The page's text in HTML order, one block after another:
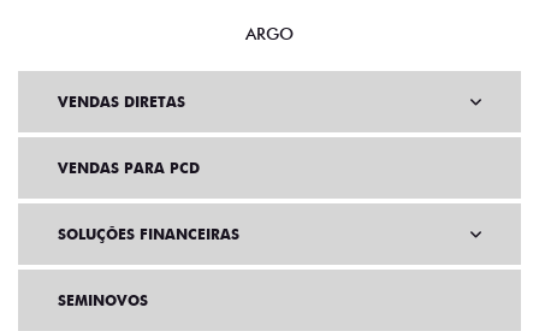
ARGO
VENDAS DIRETAS
VENDAS PARA PCD
SOLUÇÕES FINANCEIRAS
SEMINOVOS